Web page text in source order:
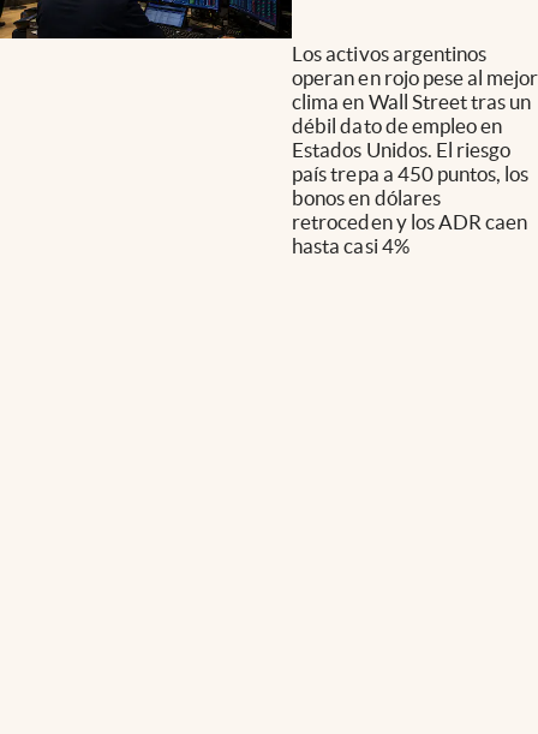
Los activos argentinos
operan en rojo pese al mejor
clima en Wall Street tras un
débil dato de empleo en
Estados Unidos. El riesgo
país trepa a 450 puntos, los
bonos en dólares
retroceden y los ADR caen
hasta casi 4%